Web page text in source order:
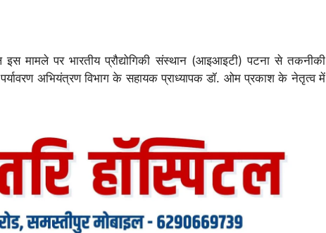
मामले पर भारतीय प्रौद्योगिकी संस्थान (आइआइटी) पटना से तकनीकी
अभियंत्रण विभाग के सहायक प्राध्यापक डॉ. ओम प्रकाश के नेतृत्व में